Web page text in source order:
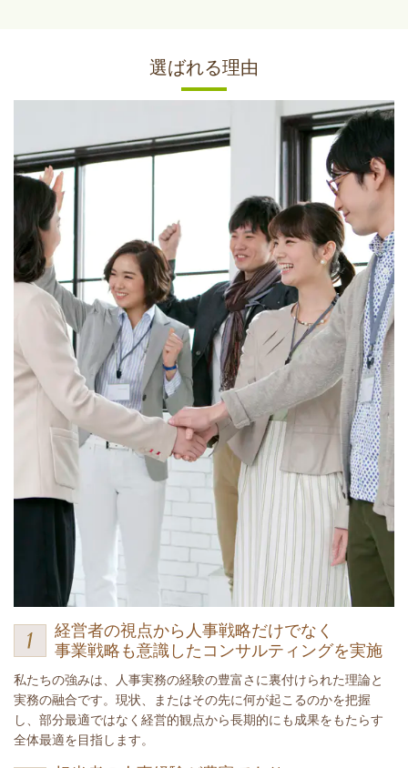
選ばれる理由
経営者の視点から人事戦略だけでなく
事業戦略も意識したコンサルティングを実施
私たちの強みは、人事実務の経験の豊富さに裏付けられた理論と
実務の融合です。現状、またはその先に何が起こるのかを把握
し、部分最適ではなく経営的観点から長期的にも成果をもたらす
全体最適を目指します。